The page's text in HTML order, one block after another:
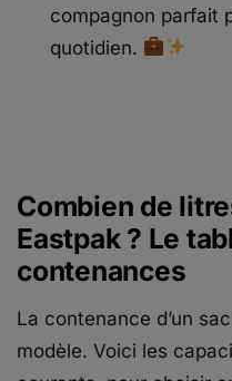
compagnon parfait
quotidien.
Combien de
Eastpak ? Le
contenances
La contenance d’un
modèle. Voici les